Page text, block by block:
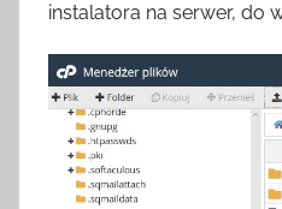
instalatora na serwer, do